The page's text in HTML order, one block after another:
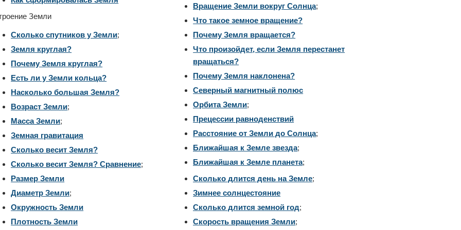
Земли
Сколько спутников у Земли;
Земля круглая?
Почему Земля круглая?
Есть ли у Земли кольца?
Насколько большая Земля?
Возраст Земли;
Масса Земли;
Земная гравитация
Сколько весит Земля?
Сколько весит Земля? Сравнение;
Размер Земли
Диаметр Земли;
Окружность Земли
Плотность Земли
Вращение Земли вокруг Солнца;
Что такое земное вращение?
Почему Земля вращается?
Что произойдет, если Земля перестанет
вращаться?
Почему Земля наклонена?
Северный магнитный полюс
Орбита Земли;
Прецессии равноденствий
Расстояние от Земли до Солнца;
Ближайшая к Земле звезда;
Ближайшая к Земле планета;
Сколько длится день на Земле;
Зимнее солнцестояние
Сколько длится земной год;
Скорость вращения Земли;